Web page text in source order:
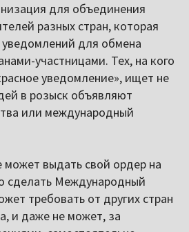
для объединения
разных стран, которая
уведомлений для обмена
участницами. Тех, на кого
уведомление», ищет не
в розыск объявляют
или международный
может выдать свой ордер на
сделать Международный
требовать от других стран
и даже не может, за